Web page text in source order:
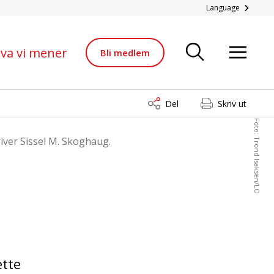
Language
vi mener Bli medlem
Del Skriv ut
Foto: Trond Isaksen/LO
Sissel M. Skoghaug.